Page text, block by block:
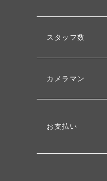
スタッフ数
カメラマン
お支払い